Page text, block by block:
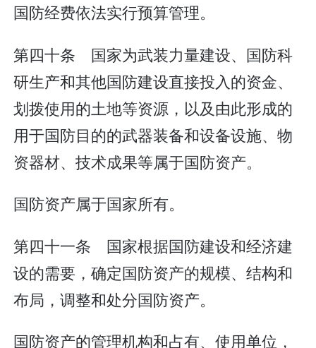
国防经费依法实行预算管理。
第四十条 国家为武装力量建设、国防科
研生产和其他国防建设直接投入的资金、
划拨使用的土地等资源，以及由此形成的
用于国防目的的武器装备和设备设施、物
资器材、技术成果等属于国防资产。
国防资产属于国家所有。
第四十一条 国家根据国防建设和经济建
设的需要，确定国防资产的规模、结构和
布局，调整和处分国防资产。
国防资产的管理机构和占有、使用单位，